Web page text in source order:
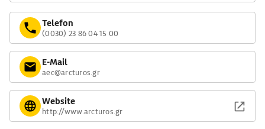
Telefon
(0030) 23 86 04 15 00
E-Mail
aec@arcturos.gr
Website
http://www.arcturos.gr